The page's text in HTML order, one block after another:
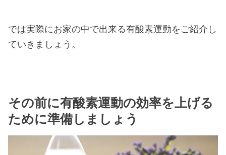
では実際にお家の中で出来る有酸素運動をご紹介し
ていきましょう。
その前に有酸素運動の効率を上げる
ために準備しましょう